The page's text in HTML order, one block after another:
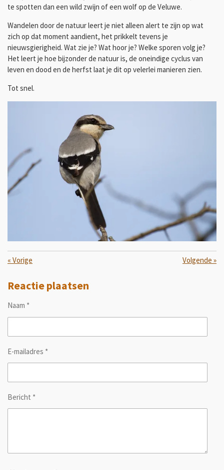
te spotten dan een wild zwijn of een wolf op de Veluwe.
Wandelen door de natuur leert je niet alleen alert te zijn op wat
zich op dat moment aandient, het prikkelt tevens je
nieuwsgierigheid. Wat zie je? Wat hoor je? Welke sporen volg je?
Het leert je hoe bijzonder de natuur is, de oneindige cyclus van
leven en dood en de herfst laat je dit op velerlei manieren zien.
Tot snel.
« Vorige Volgende »
Reactie plaatsen
Naam *
E-mailadres *
Bericht *